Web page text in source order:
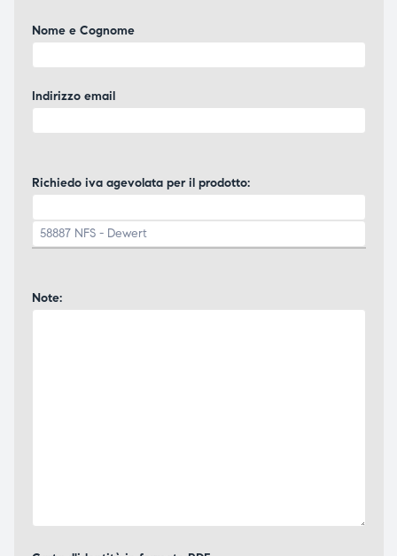
Nome e Cognome
Indirizzo email
Richiedo iva agevolata per il prodotto:
Note: